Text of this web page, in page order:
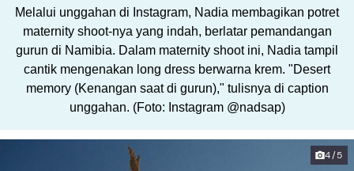
Melalui unggahan di Instagram, Nadia membagikan potret
maternity shoot-nya yang indah, berlatar pemandangan
gurun di Namibia. Dalam maternity shoot ini, Nadia tampil
cantik mengenakan long dress berwarna krem. "Desert
memory (Kenangan saat di gurun)," tulisnya di caption
unggahan. (Foto: Instagram @nadsap)
4/5